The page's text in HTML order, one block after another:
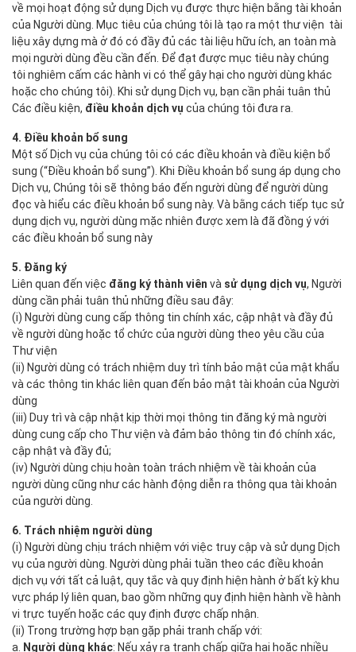
về mọi hoạt động sử dụng Dịch vụ được thực hiện bằng tài khoản
của Người dùng. Mục tiêu của chúng tôi là tạo ra một thư viện tài
liệu xây dựng mà ở đó có đầy đủ các tài liệu hữu ích, an toàn mà
mọi người dùng đều cần đến. Để đạt được mục tiêu này chúng
tôi nghiêm cấm các hành vi có thể gây hại cho người dùng khác
hoặc cho chúng tôi). Khi sử dụng Dịch vụ, bạn cần phải tuân thủ
Các điều kiện, điều khoản dịch vụ của chúng tôi đưa ra.
4. Điều khoản bổ sung
Một số Dịch vụ của chúng tôi có các điều khoản và điều kiện bổ
sung (“Điều khoản bổ sung”). Khi Điều khoản bổ sung áp dụng cho
Dịch vụ, Chúng tôi sẽ thông báo đến người dùng để người dùng
đọc và hiểu các điều khoản bổ sung này. Và bằng cách tiếp tục sử
dụng dịch vụ, người dùng mặc nhiên được xem là đã đồng ý với
các điều khoản bổ sung này
5. Đăng ký
Liên quan đến việc đăng ký thành viên và sử dụng dịch vụ, Người
dùng cần phải tuân thủ những điều sau đây:
(i) Người dùng cung cấp thông tin chính xác, cập nhật và đầy đủ
về người dùng hoặc tổ chức của người dùng theo yêu cầu của
Thư viện
(ii) Người dùng có trách nhiệm duy trì tính bảo mật của mật khẩu
và các thông tin khác liên quan đến bảo mật tài khoản của Người
dùng
(iii) Duy trì và cập nhật kịp thời mọi thông tin đăng ký mà người
dùng cung cấp cho Thư viện và đảm bảo thông tin đó chính xác,
cập nhật và đầy đủ;
(iv) Người dùng chịu hoàn toàn trách nhiệm về tài khoản của
người dùng cũng như các hành động diễn ra thông qua tài khoản
của người dùng.
6. Trách nhiệm người dùng
(i) Người dùng chịu trách nhiệm với việc truy cập và sử dụng Dịch
vụ của người dùng. Người dùng phải tuần theo các điều khoản
dịch vụ với tất cả luật, quy tắc và quy định hiện hành ở bất kỳ khu
vực pháp lý liên quan, bao gồm những quy định hiện hành về hành
vi trực tuyến hoặc các quy định được chấp nhận.
(ii) Trong trường hợp bạn gặp phải tranh chấp với:
a.
Người dùng khác: Nếu xảy ra tranh chấp giữa hai hoặc nhiều